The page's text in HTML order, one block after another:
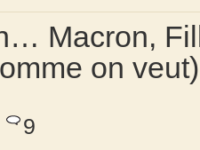
Macron,
on veut)
9